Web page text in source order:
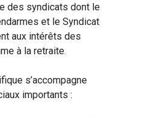
des syndicats dont le
et le Syndicat
aux intérêts des
à la retraite.
s’accompagne
importants :